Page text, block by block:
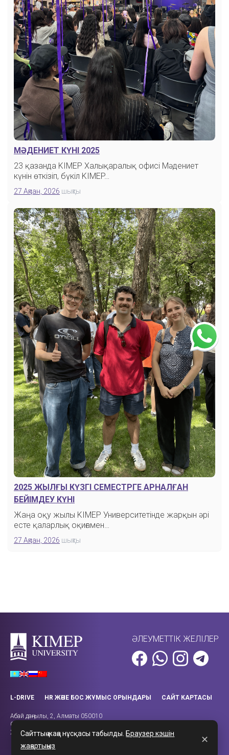
Сайттың жаңа нұсқасы табылды. Браузер кэшін
жаңартыңыз
✕
МӘДЕНИЕТ КҮНІ 2025
23 қазанда KIMEP Халықаралық офисі Мәдениет
күнін өткізіп, бүкіл KIMEP…
27 Ақпан, 2026 шықты
2025 ЖЫЛҒЫ КҮЗГІ СЕМЕСТРГЕ АРНАЛҒАН
БЕЙІМДЕУ КҮНІ
Жаңа оқу жылы KIMEP Университетінде жарқын әрі
есте қаларлық оқиғамен…
27 Ақпан, 2026 шықты
ӘЛЕУМЕТТІК ЖЕЛІЛЕР
L-DRIVE HR ЖӘНЕ БОС ЖҰМЫС ОРЫНДАРЫ САЙТ КАРТАСЫ
Абай даңғылы, 2, Алматы 050010
Call-орталығы: +7 (727) 270-43-14
Жұмыс уақыты: 08:00 – 18:00